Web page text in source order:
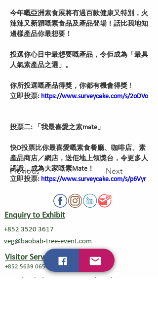
Previous Next
今年嘅亞洲素食展將有過百款健康又特別，火
辣辣又新穎嘅素食品及產品登場！話比我地知
邊樣產品你最想要！
投選你心目中最想要嘅產品，令佢成為「最具
人氣素產品之選」。
你所投選嘅產品得獎，你都有機會得獎 !
立即投票: https://www.surveycake.com/s/2oDVo
投票二: 「我最喜愛之素mate」
快D投票比你最喜愛嘅素食餐廳、咖啡店、素
產品商店／網店，送佢地上領獎台，令更多人
認識，成為大家嘅素Mate！
立即投票: https://www.surveycake.com/s/p6Vyr
Enquiry to Exhibit
+852 3520 3617
veg@baobab-tree-event.com
Visitor Service
+852 5639 0658